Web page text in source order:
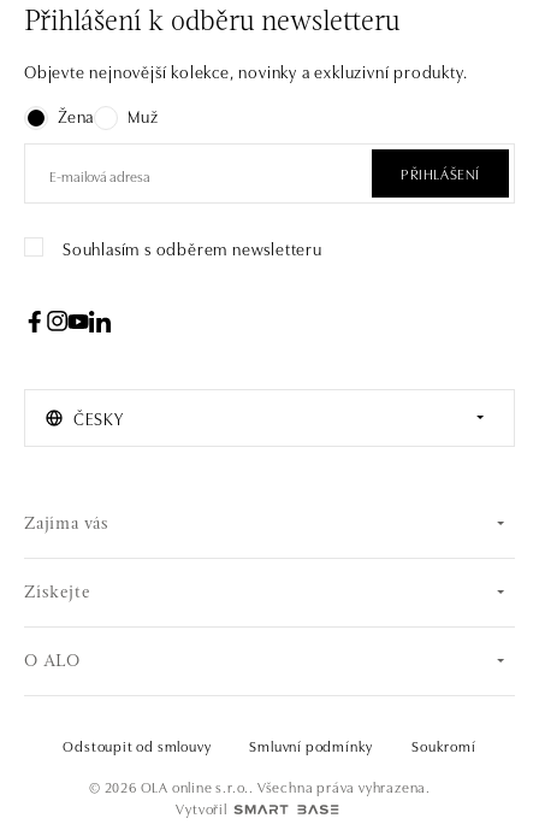
Přihlášení k odběru newsletteru
Objevte nejnovější kolekce, novinky a exkluzivní produkty.
Žena
Muž
PŘIHLÁŠENÍ
Souhlasím s odběrem newsletteru
ČESKY
Zajíma vás
Získejte
O ALO
© 2026 OLA online s.r.o.. Všechna práva vyhrazena.
Vytvořil
Odstoupit od smlouvy Smluvní podmínky Soukromí